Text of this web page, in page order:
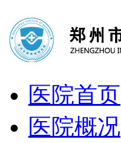
医院首页
医院概况